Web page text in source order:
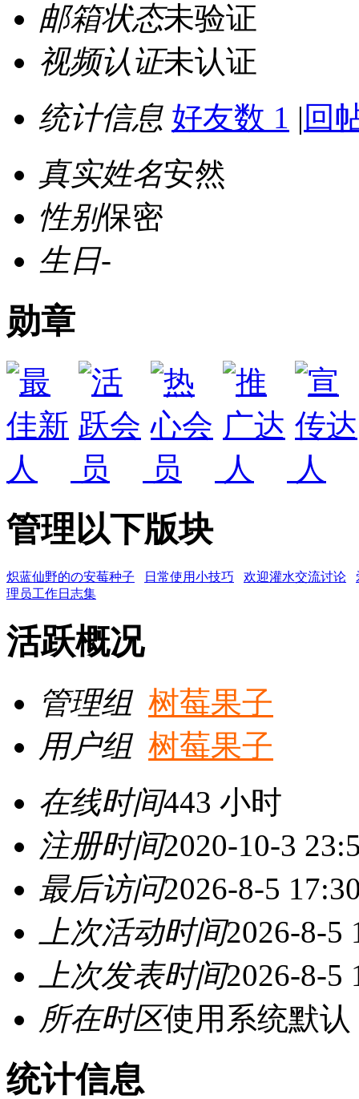
邮箱状态未验证
视频认证未认证
统计信息 好友数 1 | 回
真实姓名安然
性别保密
生日-
勋章
管理以下版块
炽蓝仙野的の安莓种子 日常使用小技巧 欢迎灌水交流讨论
理员工作日志集
活跃概况
管理组 树莓果子
用户组 树莓果子
在线时间443 小时
注册时间2020-10-3
最后访问2026-8-5
上次活动时间2026-8-5
上次发表时间2026-8-5
所在时区使用系统默认
统计信息